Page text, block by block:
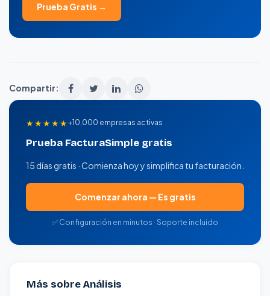
Prueba Gratis →
Compartir:
★★★★★+10,000 empresas activas
Prueba FacturaSimple gratis
15 días gratis · Comienza hoy y simplifica tu facturación.
Comenzar ahora — Es gratis
✅ Configuración en minutos · Soporte incluido
Más sobre Análisis